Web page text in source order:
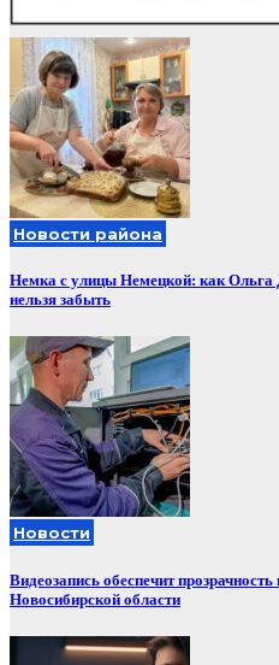
Новости района
Немка с улицы Немецкой: как Ольга
нельзя забыть
Новости
Видеозапись обеспечит
Новосибирской области